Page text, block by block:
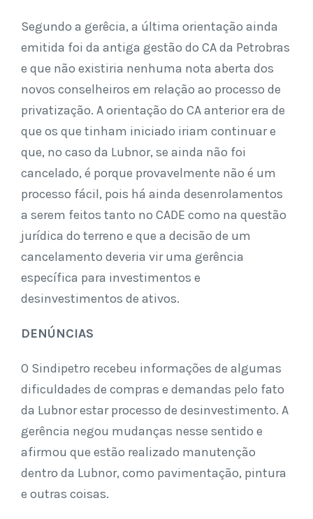
Segundo a gerêcia, a última orientação ainda
emitida foi da antiga gestão do CA da Petrobras
e que não existiria nenhuma nota aberta dos
novos conselheiros em relação ao processo de
privatização. A orientação do CA anterior era de
que os que tinham iniciado iriam continuar e
que, no caso da Lubnor, se ainda não foi
cancelado, é porque provavelmente não é um
processo fácil, pois há ainda desenrolamentos
a serem feitos tanto no CADE como na questão
jurídica do terreno e que a decisão de um
cancelamento deveria vir uma gerência
específica para investimentos e
desinvestimentos de ativos.
DENÚNCIAS
O Sindipetro recebeu informações de algumas
dificuldades de compras e demandas pelo fato
da Lubnor estar processo de desinvestimento. A
gerência negou mudanças nesse sentido e
afirmou que estão realizado manutenção
dentro da Lubnor, como pavimentação, pintura
e outras coisas.